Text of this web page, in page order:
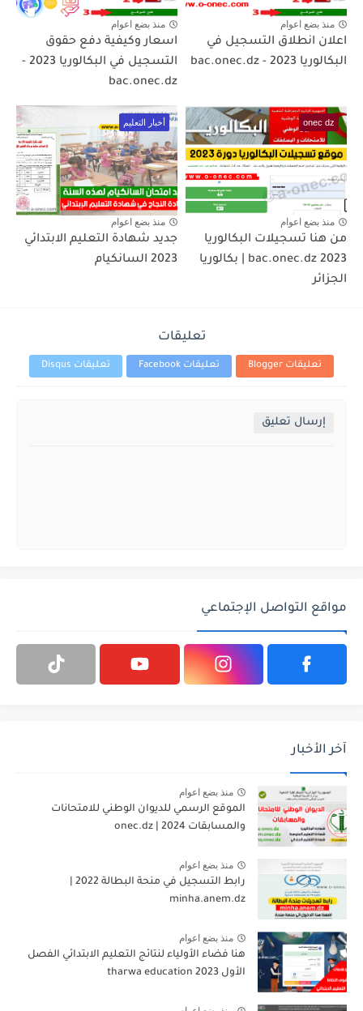
منذ بضع اعوام
اعلان انطلاق التسجيل في
البكالوريا 2023 - bac.onec.dz
منذ بضع اعوام
اسعار وكيفية دفع حقوق
التسجيل في البكالوريا 2023 -
bac.onec.dz
onec dz
منذ بضع اعوام
من هنا تسجيلات البكالوريا
2023 bac.onec.dz | بكالوريا
الجزائر
أخبار التعليم
منذ بضع اعوام
جديد شهادة التعليم الابتدائي
2023 السانكيام
تعليقات
تعليقات Blogger تعليقات Facebook تعليقات Disqus
إرسال تعليق
مواقع التواصل الإجتماعي
آخر الأخبار
منذ بضع اعوام
الموقع الرسمي للديوان الوطني للامتحانات
والمسابقات 2024 | onec.dz
منذ بضع اعوام
minha.anem.dz
منذ بضع اعوام
هنا فضاء الأولياء لنتائج التعليم الابتدائي الفصل
الأول 2023 tharwa education